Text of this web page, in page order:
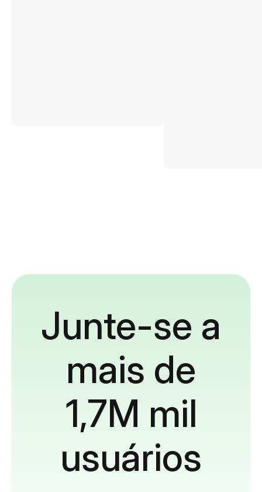
Junte-se a
mais de
1,7M mil
usuários